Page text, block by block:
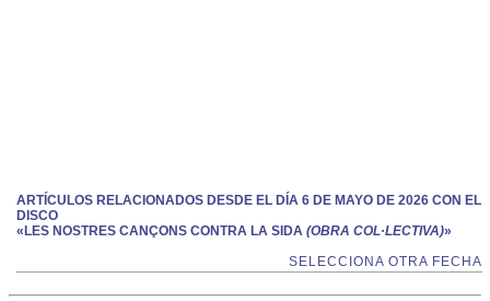
ARTÍCULOS RELACIONADOS DESDE EL DÍA 6 DE MAYO DE 2026 CON EL
DISCO
«LES NOSTRES CANÇONS CONTRA LA SIDA (OBRA COL·LECTIVA)»
SELECCIONA OTRA FECHA